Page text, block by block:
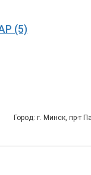
(5)
Город: г. Минск, пр-т